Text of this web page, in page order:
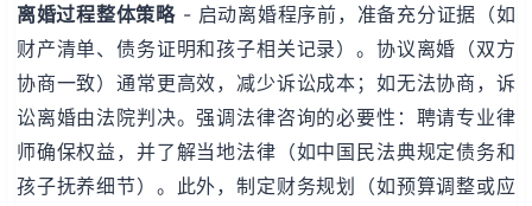
离婚过程整体策略- 启动离婚程序前，准备充分证据（如
财产清单、债务证明和孩子相关记录）。协议离婚（双方
协商一致）通常更高效，减少诉讼成本；如无法协商，诉
讼离婚由法院判决。强调法律咨询的必要性：聘请专业律
师确保权益，并了解当地法律（如中国民法典规定债务和
孩子抚养细节）。此外，制定财务规划（如预算调整或应